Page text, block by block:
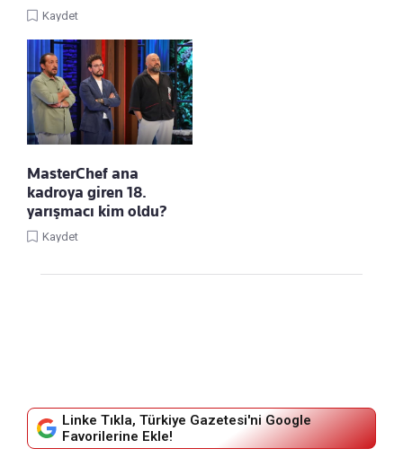
Kaydet
MasterChef ana
kadroya giren 18.
yarışmacı kim oldu?
Kaydet
Linke Tıkla, Türkiye Gazetesi'ni Google
Favorilerine Ekle!